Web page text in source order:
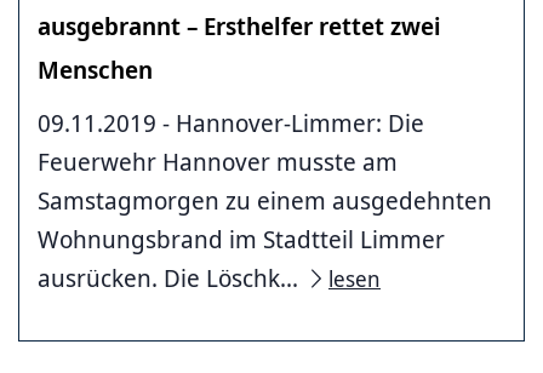
ausgebrannt – Ersthelfer rettet zwei
Menschen
09.11.2019 - Hannover-Limmer: Die
Feuerwehr Hannover musste am
Samstagmorgen zu einem ausgedehnten
Wohnungsbrand im Stadtteil Limmer
ausrücken. Die Löschk...
lesen